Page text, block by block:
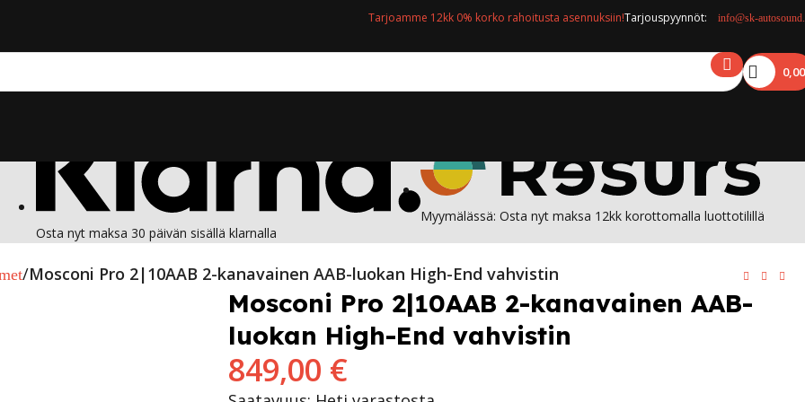
Tarjoamme 12kk 0% korko rahoitusta asennuksiin!Tarjouspyynnöt: info@sk-
Osta nyt maksa 30 päivän sisällä klarnalla
Myymälässä: Osta nyt maksa 12kk korottomalla luottotilillä
Mosconi Pro 2|10AAB 2-kanavainen AAB-luokan High-End vahvistin
Mosconi Pro 2|10AAB 2-kanavainen AAB-
luokan High-End vahvistin
849,00 €